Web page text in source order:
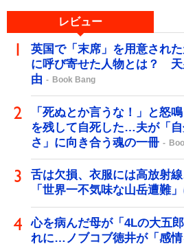
レビュー
英国で「末席」を用意された
に呼び寄せた人物とは？ 天
由
Book Bang
「死ぬとか言うな！」と怒
を残して自死した…夫が「
さ」に向き合う魂の一冊
舌は欠損、衣服には高放射
「世界一不気味な山岳遭難
心を病んだ母が「4Lの大五
れに…ノブコブ徳井が「感